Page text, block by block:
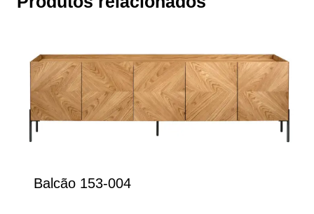
Balcão 153-004